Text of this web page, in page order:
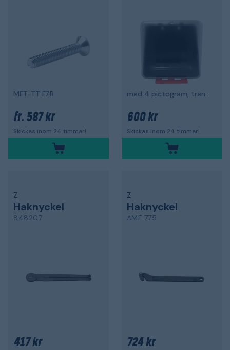
MFT-TT FZB
fr. 587 kr
Skickas inom 24 timmar!
med 4 pictogram, transparent
600 kr
Skickas inom 24 timmar!
Z
Haknyckel
848207
417 kr
Z
Haknyckel
AMF 775
724 kr